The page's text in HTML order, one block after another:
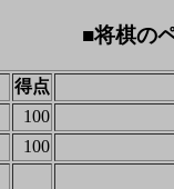
■将棋の
得点
100
100